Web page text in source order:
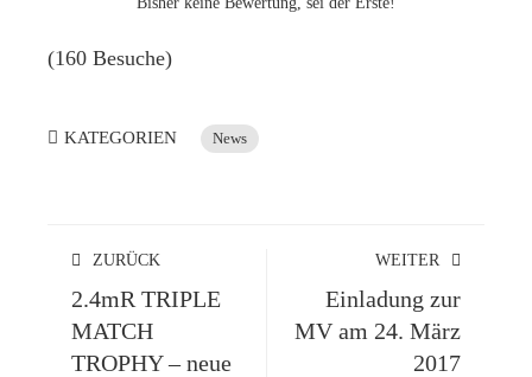
(160 Besuche)
KATEGORIEN News
ZURÜCK
2.4mR TRIPLE
MATCH
TROPHY – neue
WEITER
Einladung zur
MV am 24. März
2017